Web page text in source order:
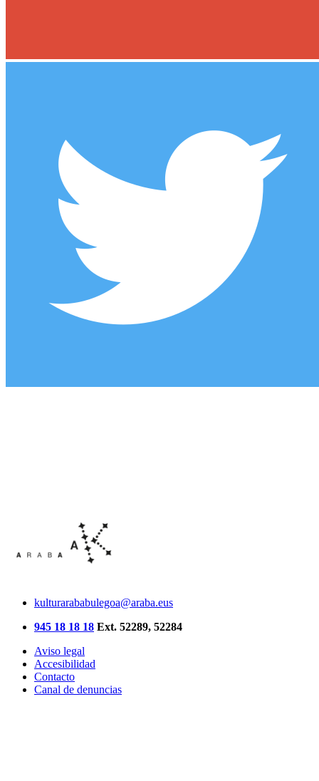
kulturarababulegoa@araba.eus
945 18 18 18 Ext. 52289, 52284
Aviso legal
Accesibilidad
Contacto
Canal de denuncias